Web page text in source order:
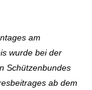
am
wurde bei der
Schützenbundes
ab dem